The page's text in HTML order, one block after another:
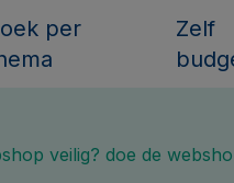
per
Zelf
veilig? doe de